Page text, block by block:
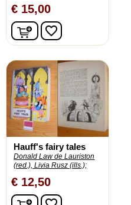
€ 15,00
In winkelwagen
favorite_border
Hauff's fairy tales
Donald Law de Lauriston
(red.), Livia Rusz (ills.);
€ 12,50
In winkelwagen